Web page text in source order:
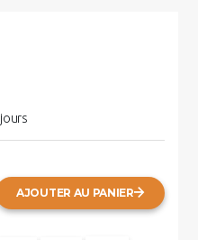
AJOUTER AU PANIER